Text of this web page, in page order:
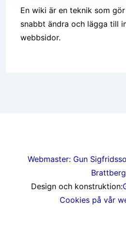
En wiki är en teknik som
snabbt ändra och lägga till
webbsidor.
Webmaster: Gun
Brattberg
Design och konstruktion:
Cookies på vår